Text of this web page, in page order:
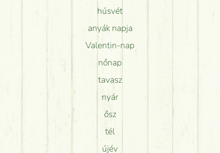
húsvét
anyák napja
Valentin-nap
nőnap
tavasz
nyár
ősz
tél
újév